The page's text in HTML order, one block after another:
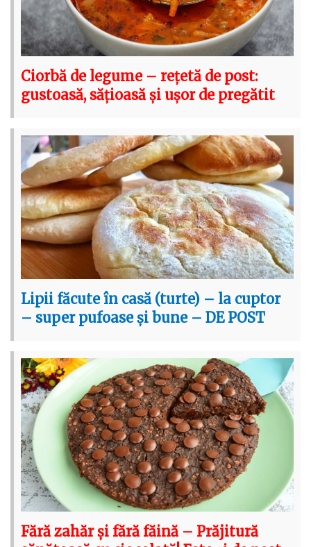
Ciorbă de legume – rețetă de post:
gustoasă, sățioasă și ușor de pregătit
Lipii făcute în casă (turte) – la cuptor
– super pufoase și bune – DE POST
Fără zahăr și fără făină – Prăjitură